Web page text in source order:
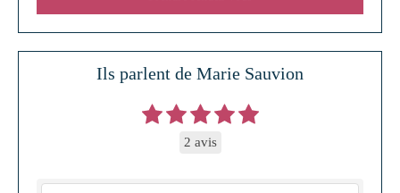
Ils parlent de Marie Sauvion
2 avis